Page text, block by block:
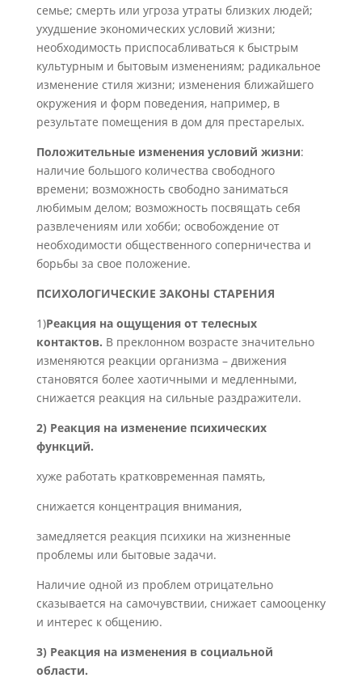
семье; смерть или угроза утраты близких людей;
ухудшение экономических условий жизни;
необходимость приспосабливаться к быстрым
культурным и бытовым изменениям; радикальное
изменение стиля жизни; изменения ближайшего
окружения и форм поведения, например, в
результате помещения в дом для престарелых.
Положительные изменения условий жизни:
наличие большого количества свободного
времени; возможность свободно заниматься
любимым делом; возможность посвящать себя
развлечениям или хобби; освобождение от
необходимости общественного соперничества и
борьбы за свое положение.
ПСИХОЛОГИЧЕСКИЕ ЗАКОНЫ СТАРЕНИЯ
1)Реакция на ощущения от телесных
контактов. В преклонном возрасте значительно
изменяются реакции организма – движения
становятся более хаотичными и медленными,
снижается реакция на сильные раздражители.
2) Реакция на изменение психических
функций.
хуже работать кратковременная память,
снижается концентрация внимания,
замедляется реакция психики на жизненные
проблемы или бытовые задачи.
Наличие одной из проблем отрицательно
сказывается на самочувствии, снижает самооценку
и интерес к общению.
3) Реакция на изменения в социальной
области.